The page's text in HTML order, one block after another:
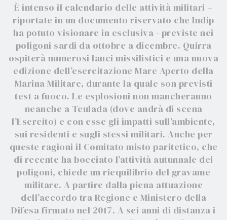
È intenso il calendario delle attività militari –
riportate in un documento riservato che Indip
ha potuto visionare in esclusiva - previste nei
poligoni sardi da ottobre a dicembre. Quirra
ospiterà numerosi lanci missilistici e una nuova
edizione dell’esercitazione Mare Aperto della
Marina Militare, durante la quale son previsti
test a fuoco. Le esplosioni non mancheranno
neanche a Teulada (dove andrà di scena
l’Esercito) e con esse gli impatti sull’ambiente,
sui residenti e sugli stessi militari. Anche per
queste ragioni il Comitato misto paritetico, che
di recente ha bocciato l’attività autunnale dei
poligoni, chiede un riequilibrio del gravame
militare. A partire dalla piena attuazione
dell’accordo tra Regione e Ministero della
Difesa firmato nel 2017. A sei anni di distanza i